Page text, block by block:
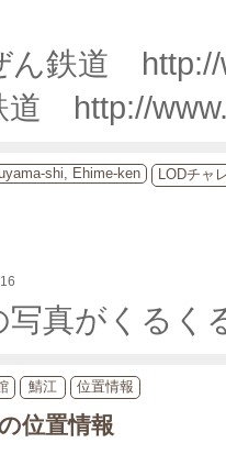
ん鉄道　
道　http://
shi, Ehime-ken LODチャ
写真がくるく
鯖江 位置情報
位置情報